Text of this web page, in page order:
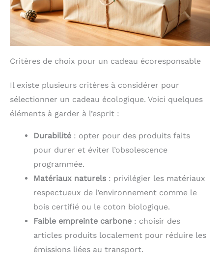
Critères de choix pour un cadeau écoresponsable
Il existe plusieurs critères à considérer pour
sélectionner un cadeau écologique. Voici quelques
éléments à garder à l’esprit :
Durabilité : opter pour des produits faits
pour durer et éviter l’obsolescence
programmée.
Matériaux naturels : privilégier les matériaux
respectueux de l’environnement comme le
bois certifié ou le coton biologique.
Faible empreinte carbone : choisir des
articles produits localement pour réduire les
émissions liées au transport.